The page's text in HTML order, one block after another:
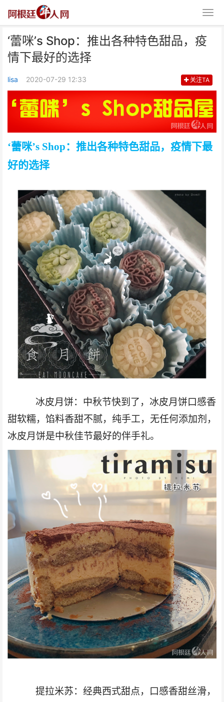
‘蕾咪’s Shop：推出各种特色甜品，疫
情下最好的选择
lisa 2020-07-29 12:33 关注TA
‘蕾咪’s Shop：推出各种特色甜品，疫情下最
好的选择
冰皮月饼：中秋节快到了，冰皮月饼口感香
甜软糯，馅料香甜不腻，纯手工， 无任何添加剂 ，
冰皮月饼是中秋佳节最好的伴手礼。
提拉米苏：经典西式甜点，口感香甜丝滑，
‘蕾咪’s Shop：推出各种特色甜
品，疫情下最好的